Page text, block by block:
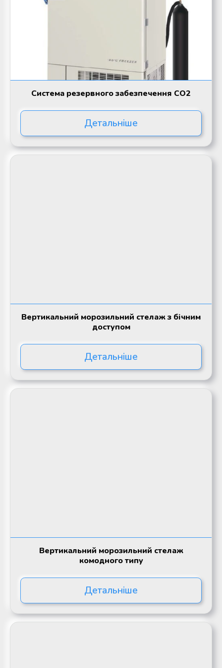
Система резервного забезпечення СО2
Детальніше
Вертикальний морозильний стелаж з бічним
доступом
Детальніше
Вертикальний морозильний стелаж
комодного типу
Детальніше